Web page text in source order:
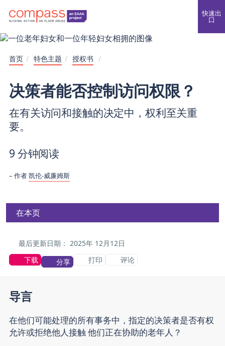
快速出
口
首页 / 特色主题 / 授权书 /
决策者能否控制访问权限？
在有关访问和接触的决定中，权利至关重
要。
9 分钟阅读
作者凯伦-威廉姆斯
在本页
最后更新日期： 2025年 12月12日
下载
分享 打印 评论
导言
在他们可能处理的所有事务中，指定的决策者是否有权
允许或拒绝他人接触 他们正在协助的老年人？